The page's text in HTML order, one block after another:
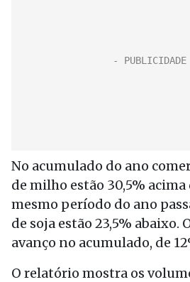
No acumulado do ano
de milho estão 30,5%
mesmo período do ano
de soja estão 23,5% abaixo.
avanço no acumulado, de
O relatório mostra os